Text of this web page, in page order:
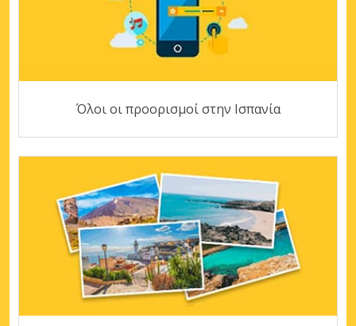
Όλοι οι προορισμοί στην Ισπανία